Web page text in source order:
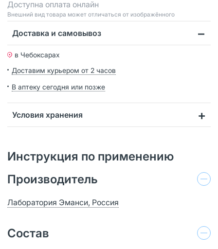
Доступна оплата онлайн
Bнешний вид товара может отличаться от изображённого
Доставка и самовывоз
в Чебоксарах
Доставим курьером от 2 часов
В аптеку сегодня или позже
Условия хранения
Инструкция по применению
Производитель
Лаборатория Эманси, Россия
Состав